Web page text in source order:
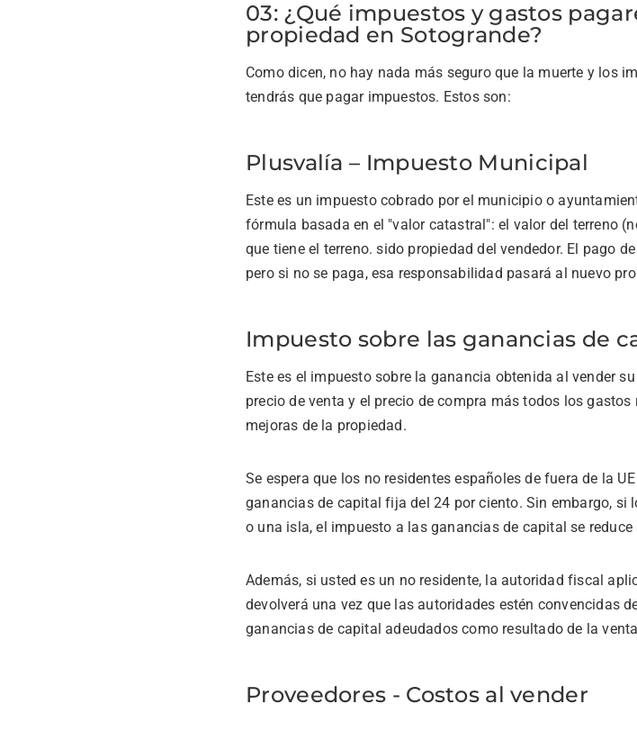
03: ¿Qué impuestos y gastos
propiedad en Sotogrande?
Como dicen, no hay nada más seguro que la muerte y los
tendrás que pagar impuestos. Estos son:
Plusvalía – Impuesto Municipal
Este es un impuesto cobrado por el municipio o
fórmula basada en el "valor catastral": el valor del terreno
que tiene el terreno. sido propiedad del vendedor. El pago
pero si no se paga, esa responsabilidad pasará al nuevo
Impuesto sobre las ganancias de
Este es el impuesto sobre la ganancia obtenida al vender
precio de venta y el precio de compra más todos los
mejoras de la propiedad.
Se espera que los no residentes españoles de fuera de la
ganancias de capital fija del 24 por ciento. Sin embargo, si
o una isla, el impuesto a las ganancias de capital se
Además, si usted es un no residente, la autoridad fiscal
devolverá una vez que las autoridades estén convencidas
ganancias de capital adeudados como resultado de la
Proveedores - Costos al vender